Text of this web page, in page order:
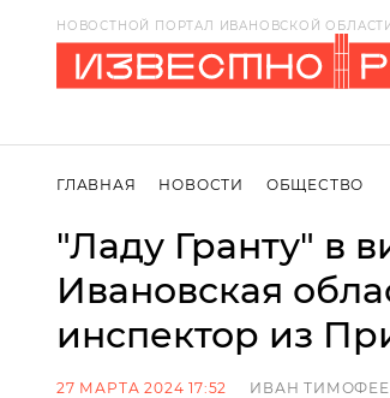
НОВОСТНОЙ ПОРТАЛ ИВАНОВСКОЙ
ГЛАВНАЯ НОВОСТИ ОБЩЕСТВО
"Ладу Гранту" в
Ивановская
инспектор из
27 МАРТА 2024 17:52 ИВАН